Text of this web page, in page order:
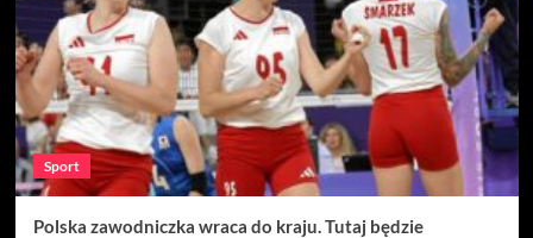
Sport
Polska zawodniczka wraca do kraju. Tutaj będzie